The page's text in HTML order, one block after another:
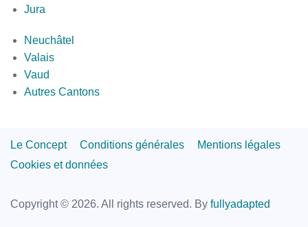
Jura
par
canton
2
Neuchâtel
Valais
Vaud
Autres Cantons
Footer
Links
Le Concept Conditions générales
Mentions légales
Cookies et données
Copyright © 2026. All rights reserved. By fullyadapted